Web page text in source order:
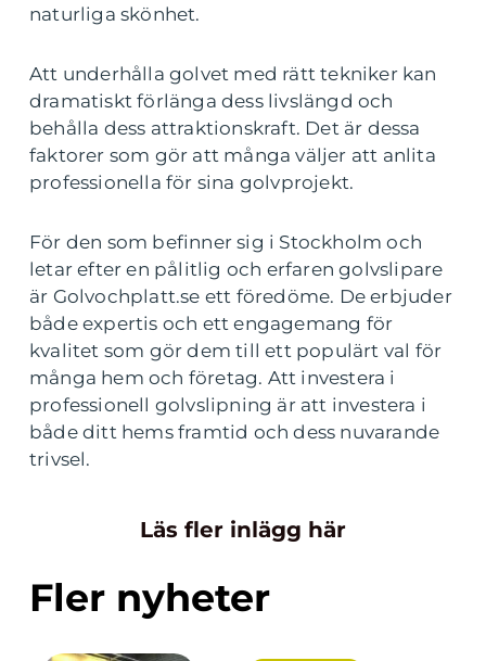
naturliga skönhet.
Att underhålla golvet med rätt tekniker kan
dramatiskt förlänga dess livslängd och
behålla dess attraktionskraft. Det är dessa
faktorer som gör att många väljer att anlita
professionella för sina golvprojekt.
För den som befinner sig i Stockholm och
letar efter en pålitlig och erfaren golvslipare
är Golvochplatt.se ett föredöme. De erbjuder
både expertis och ett engagemang för
kvalitet som gör dem till ett populärt val för
många hem och företag. Att investera i
professionell golvslipning är att investera i
både ditt hems framtid och dess nuvarande
trivsel.
Läs fler inlägg här
Fler nyheter